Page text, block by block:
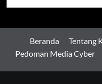
Beranda Tentang
Pedoman Media Cyber